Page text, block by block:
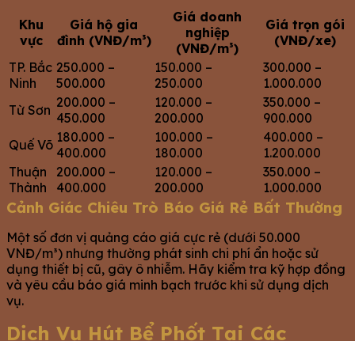
Khu
vực
Giá hộ gia
đình (VNĐ/m³)
Giá doanh
nghiệp
(VNĐ/m³)
Giá trọn gói
(VNĐ/xe)
TP. Bắc
Ninh
250.000 –
500.000
150.000 –
250.000
300.000 –
1.000.000
Từ Sơn 200.000 –
450.000
120.000 –
200.000
350.000 –
900.000
Quế Võ 180.000 –
400.000
100.000 –
180.000
400.000 –
1.200.000
Thuận
Thành
200.000 –
400.000
120.000 –
200.000
350.000 –
1.000.000
Cảnh Giác Chiêu Trò Báo Giá Rẻ Bất Thường
Một số đơn vị quảng cáo giá cực rẻ (dưới 50.000
VNĐ/m³) nhưng thường phát sinh chi phí ẩn hoặc sử
dụng thiết bị cũ, gây ô nhiễm. Hãy kiểm tra kỹ hợp đồng
và yêu cầu báo giá minh bạch trước khi sử dụng dịch
vụ.
Dịch Vụ Hút Bể Phốt Tại Các